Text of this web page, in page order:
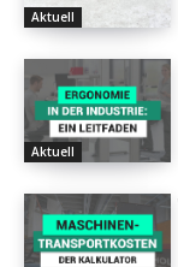
Aktuell
Aktuell